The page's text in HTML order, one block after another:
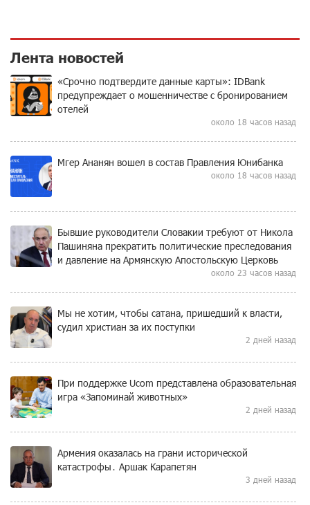
Лента новостей
«Срочно подтвердите данные карты»: IDBank
предупреждает о мошенничестве с бронированием
отелей
около 18 часов назад
Мгер Ананян вошел в состав Правления Юнибанка
около 18 часов назад
Бывшие руководители Словакии требуют от Никола
Пашиняна прекратить политические преследования
и давление на Армянскую Апостольскую Церковь
около 23 часов назад
Мы не хотим, чтобы сатана, пришедший к власти,
судил христиан за их поступки
2 дней назад
При поддержке Ucom представлена образовательная
игра «Запоминай животных»
2 дней назад
Армения оказалась на грани исторической
катастрофы․ Аршак Карапетян
3 дней назад